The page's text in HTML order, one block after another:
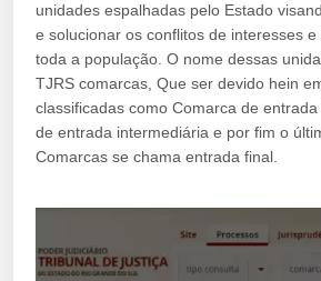
unidades espalhadas pelo Estado
e solucionar os conflitos de interesses
toda a população. O nome dessas
TJRS comarcas, Que ser devido hein
classificadas como Comarca de
de entrada intermediária e por fim o
Comarcas se chama entrada final.